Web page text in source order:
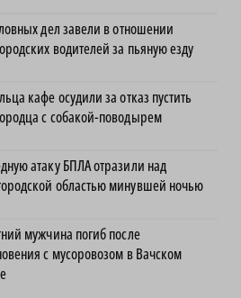
дел завели в отношении
водителей за пьяную езду
кафе осудили за отказ пустить
с собакой-поводырем
атаку БПЛА отразили над
областью минувшей ночью
мужчина погиб после
с мусоровозом в Вачском